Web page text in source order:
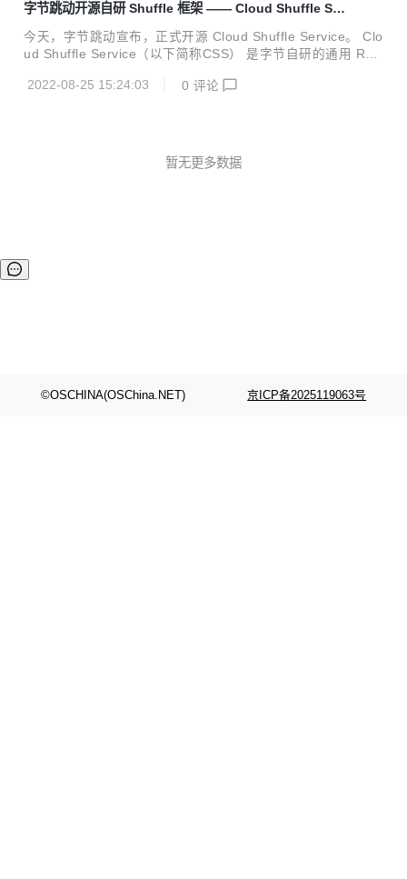
类似的框架，如 TonY、TensorFlowOnSpark，Kubeflow 中
的 Training Operators 等，但这些框架或多或少存在某些问
题，如与固定的机器学习框架（ Tensorflow，Pytorch ）耦合
字节跳动开源自研 Shuffle 框架 —— Cloud Shuffle Ser
vice
今天，字节跳动宣布，正式开源 Cloud Shuffle Service。 Clo
ud Shuffle Service（以下简称CSS） 是字节自研的通用 Re
duce 等计算引擎，提供了相比原生方案稳定性更好、性能更
址：https://github.com/bytedance/CloudShuf...
2022-08-25 15:24:03 0 评论
暂无更多数据
©OSCHINA(OSChina.NET) 京ICP备2025119063号